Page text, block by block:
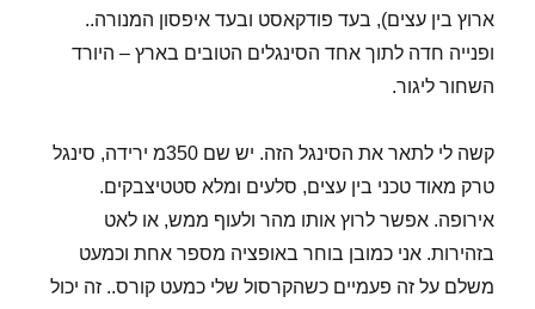
ארוץ בין עצים), בעד פודקאסט ובעד איפסון המנורה..
ופנייה חדה לתוך אחד הסינגלים הטובים בארץ – היורד
השחור ליגור.
קשה לי לתאר את הסינגל הזה. יש שם 350מ ירידה, סינגל
טרק מאוד טכני בין עצים, סלעים ומלא סטטיצבקים.
אירופה. אפשר לרוץ אותו מהר ולעוף ממש, או לאט
בזהירות. אני כמובן בוחר באופציה מספר אחת וכמעט
משלם על זה פעמיים כשהקרסול שלי כמעט קורס.. זה יכול